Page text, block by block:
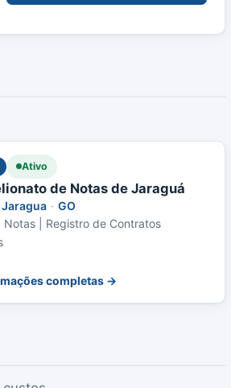
Ativo
de Notas de Jaraguá
Jaragua · GO
Notas | Registro de Contratos
completas →